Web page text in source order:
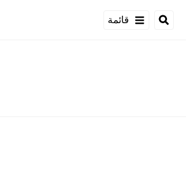
قائمة